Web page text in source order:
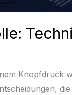
Knopfdruck